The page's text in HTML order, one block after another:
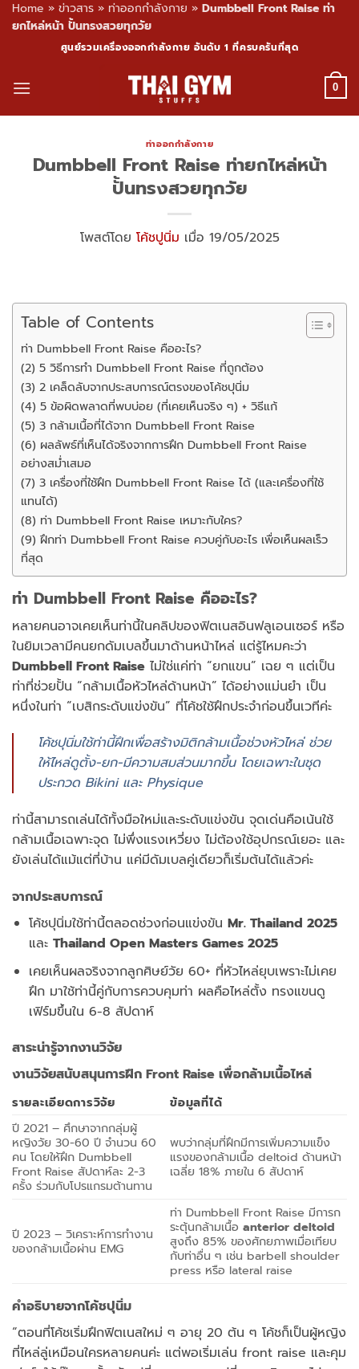
Home » ข่าวสาร » ท่าออกกำลังกาย » Dumbbell Front Raise ท่า
ยกไหล่หน้า ปั้นทรงสวยทุกวัย
content
ศูนย์รวมเครื่องออกกำลังกาย อันดับ 1 ที่ครบครันที่สุด
0
ท่าออกกำลังกาย
Dumbbell Front Raise ท่ายกไหล่หน้า
ปั้นทรงสวยทุกวัย
โพสต์โดย โค้ชปูนิ่ม เมื่อ 19/05/2025
Table of Contents
ท่า Dumbbell Front Raise คืออะไร?
(2) 5 วิธีการทำ Dumbbell Front Raise ที่ถูกต้อง
(3) 2 เคล็ดลับจากประสบการณ์ตรงของโค้ชปุนิ่ม
(4) 5 ข้อผิดพลาดที่พบบ่อย (ที่เคยเห็นจริง ๆ) + วิธีแก้
(5) 3 กล้ามเนื้อที่ได้จาก Dumbbell Front Raise
(6) ผลลัพธ์ที่เห็นได้จริงจากการฝึก Dumbbell Front Raise
อย่างสม่ำเสมอ
(7) 3 เครื่องที่ใช้ฝึก Dumbbell Front Raise ได้ (และเครื่องที่ใช้
แทนได้)
(8) ท่า Dumbbell Front Raise เหมาะกับใคร?
(9) ฝึกท่า Dumbbell Front Raise ควบคู่กับอะไร เพื่อเห็นผลเร็ว
ที่สุด
ท่า Dumbbell Front Raise คืออะไร?
หลายคนอาจเคยเห็นท่านี้ในคลิปของฟิตเนสอินฟลูเอนเซอร์ หรือ
ในยิมเวลามีคนยกดัมเบลขึ้นมาด้านหน้าไหล่ แต่รู้ไหมคะว่า
Dumbbell Front Raise ไม่ใช่แค่ท่า “ยกแขน” เฉย ๆ แต่เป็น
ท่าที่ช่วยปั้น “กล้ามเนื้อหัวไหล่ด้านหน้า” ได้อย่างแม่นยำ เป็น
หนึ่งในท่า “เบสิกระดับแข่งขัน” ที่โค้ชใช้ฝึกประจำก่อนขึ้นเวทีค่ะ
โค้ชปุนิ่มใช้ท่านี้ฝึกเพื่อสร้างมิติกล้ามเนื้อช่วงหัวไหล่ ช่วย
ให้ไหล่ดูตั้ง-ยก-มีความสมส่วนมากขึ้น โดยเฉพาะในชุด
ประกวด Bikini และ Physique
ท่านี้สามารถเล่นได้ทั้งมือใหม่และระดับแข่งขัน จุดเด่นคือเน้นใช้
กล้ามเนื้อเฉพาะจุด ไม่พึ่งแรงเหวี่ยง ไม่ต้องใช้อุปกรณ์เยอะ และ
ยังเล่นได้แม้แต่ที่บ้าน แค่มีดัมเบลคู่เดียวก็เริ่มต้นได้แล้วค่ะ
จากประสบการณ์
โค้ชปุนิ่มใช้ท่านี้ตลอดช่วงก่อนแข่งขัน Mr. Thailand 2025
และ Thailand Open Masters Games 2025
เคยเห็นผลจริงจากลูกศิษย์วัย 60+ ที่หัวไหล่ยุบเพราะไม่เคย
ฝึก มาใช้ท่านี้คู่กับการควบคุมท่า ผลคือไหล่ตั้ง ทรงแขนดู
เฟิร์มขึ้นใน 6-8 สัปดาห์
สาระน่ารู้จากงานวิจัย
งานวิจัยสนับสนุนการฝึก Front Raise เพื่อกล้ามเนื้อไหล่
รายละเอียดการวิจัย
ข้อมูลที่ได้
ปี 2021 – ศึกษาจากกลุ่มผู้
หญิงวัย 30-60 ปี จำนวน 60
คน โดยให้ฝึก Dumbbell
Front Raise สัปดาห์ละ 2-3
ครั้ง ร่วมกับโปรแกรมต้านทาน
พบว่ากลุ่มที่ฝึกมีการเพิ่มความแข็ง
แรงของกล้ามเนื้อ deltoid ด้านหน้า
เฉลี่ย 18% ภายใน 6 สัปดาห์
ปี 2023 – วิเคราะห์การทำงาน
ของกล้ามเนื้อผ่าน EMG
ท่า Dumbbell Front Raise มีการก
ระตุ้นกล้ามเนื้อanterior deltoid
สูงถึง 85% ของศักยภาพเมื่อเทียบ
กับท่าอื่น ๆ เช่น barbell shoulder
press หรือ lateral raise
คำอธิบายจากโค้ชปุนิ่ม
“ตอนที่โค้ชเริ่มฝึกฟิตเนสใหม่ ๆ อายุ 20 ต้น ๆ โค้ชก็เป็นผู้หญิง
ที่ไหล่ลู่เหมือนใครหลายคนค่ะ แต่พอเริ่มเล่น front raise และคุม